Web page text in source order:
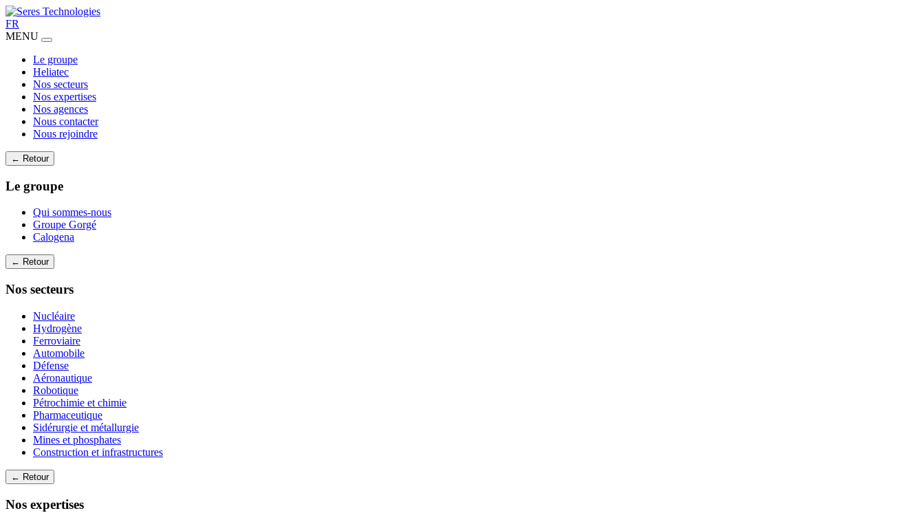
FR
MENU
Le groupe
Heliatec
Nos secteurs
Nos expertises
Nos agences
Nous contacter
Nous rejoindre
← Retour
Le groupe
Qui sommes-nous
Groupe Gorgé
Calogena
← Retour
Nos secteurs
Nucléaire
Hydrogène
Ferroviaire
Automobile
Défense
Aéronautique
Robotique
Pétrochimie et chimie
Pharmaceutique
Sidérurgie et métallurgie
Mines et phosphates
Construction et infrastructures
← Retour
Nos expertises